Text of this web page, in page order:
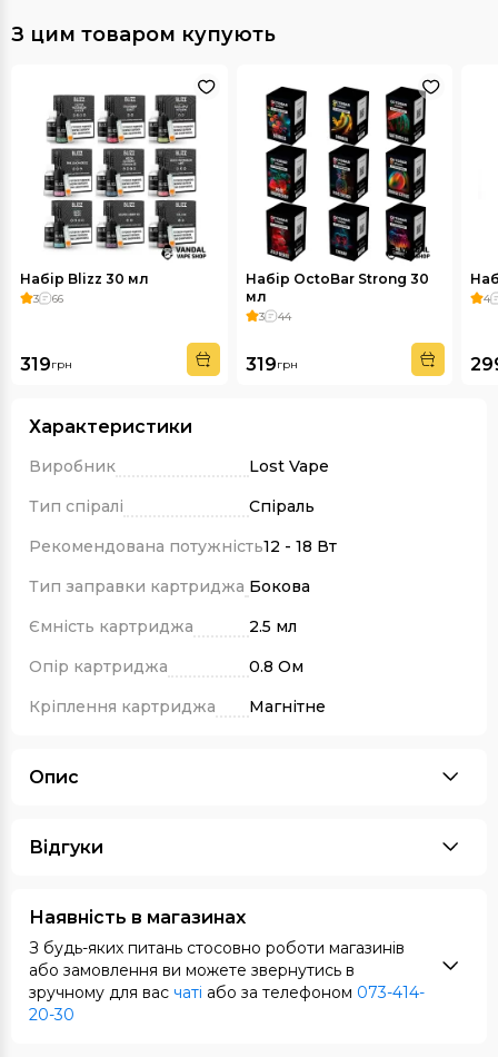
З цим товаром купують
Набір Blizz 30 мл
3 66
319грн
Набір OctoBar Strong 30
мл
3 44
319грн
4
Характеристики
Виробник
Lost Vape
Тип спіралі
Спіраль
Рекомендована потужність12 - 18 Вт
Тип заправки картриджа Бокова
Ємність картриджа
2.5 мл
Опір картриджа
0.8 Ом
Кріплення картриджа
Магнітне
Опис
Відгуки
Наявність в магазинах
З будь-яких питань стосовно роботи магазинів
або замовлення ви можете звернутись в
зручному для вас чаті або за телефоном 073-414-
20-30